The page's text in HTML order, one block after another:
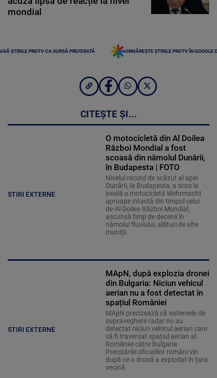
mondial
ȘTIRILE PROTV CA SURSĂ PREFERATĂ URMĂREȘTE ȘTIRILE PROTV ÎN GOOGLE
CITEȘTE ȘI...
STIRI EXTERNE
O motocicletă din Al Doilea
Război Mondial a fost
scoasă din nămolul Dunării,
în Budapesta | FOTO
Nivelul record de scăzut al apei
Dunării, la Budapesta, a scos la
iveală o motocicletă Wehrmacht
aproape intactă din timpul celui
de-Al Doilea Război Mondial,
ascunsă timp de decenii în
nămolul fluviului, alături de alte
muniții.
STIRI EXTERNE
MApN, după explozia dronei
din Bulgaria: Niciun vehicul
aerian nu a fost detectat în
spațiul României
MApN precizează că sistemele de
supraveghere radar nu au
detectat niciun vehicul aerian care
să fi traversat spațiul aerian al
României către Bulgaria.
Precizările oficialilor români vin
după ce o dronă a explodat în țara
vecină.